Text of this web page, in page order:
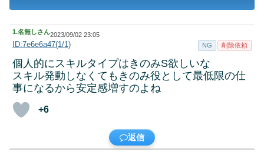
1.名無しさん2023/09/02 23:05
ID:7e6e6a47(1/1) NG 削除依頼
個人的にスキルタイプはきのみS欲しいな
スキル発動しなくてもきのみ役として最低限の仕
事になるから安定感増すのよね
+6
返信